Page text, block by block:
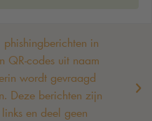
in
QR-codes uit naam
wordt gevraagd
Deze berichten zijn
en deel geen